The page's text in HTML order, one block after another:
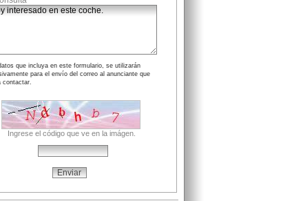
que incluya en este formulario, se utilizarán
para el envío del correo al anunciante que
contactar.
Ingrese el código que ve en la imágen.